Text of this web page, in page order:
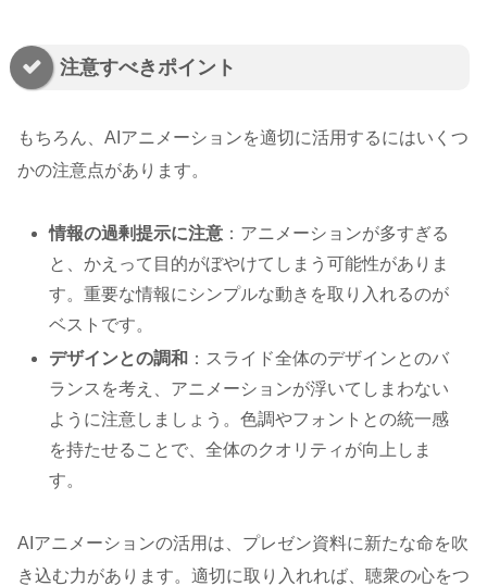
注意すべきポイント
もちろん、AIアニメーションを適切に活用するにはいくつ
かの注意点があります。
情報の過剰提示に注意 ：アニメーションが多すぎる
と、かえって目的がぼやけてしまう可能性がありま
す。重要な情報にシンプルな動きを取り入れるのが
ベストです。
デザインとの調和 ：スライド全体のデザインとのバ
ランスを考え、アニメーションが浮いてしまわない
ように注意しましょう。色調やフォントとの統一感
を持たせることで、全体のクオリティが向上しま
す。
AIアニメーションの活用は、プレゼン資料に新たな命を吹
き込む力があります。適切に取り入れれば、聴衆の心をつ